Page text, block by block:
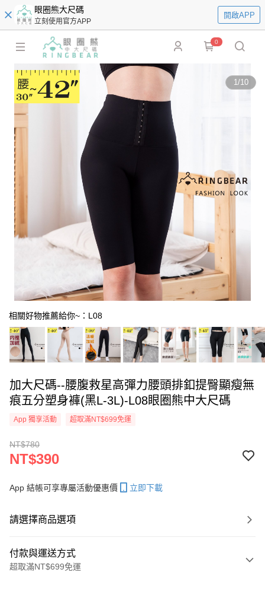
眼圈熊大尺碼
立刻使用官方APP
開啟APP
0
1/10
相關好物推薦給你~：L08
加大尺碼--腰腹救星高彈力腰頭排釦提臀顯瘦無
痕五分塑身褲(黑L-3L)-L08眼圈熊中大尺碼
App 獨享活動 超取滿NT$699免運
NT$780
NT$390
App 結帳可享專屬活動優惠價 立即下載
請選擇商品選項
付款與運送方式
超取滿NT$699免運